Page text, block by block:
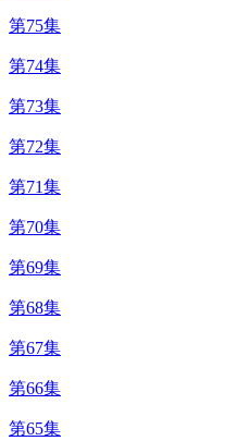
第75集
第74集
第73集
第72集
第71集
第70集
第69集
第68集
第67集
第66集
第65集